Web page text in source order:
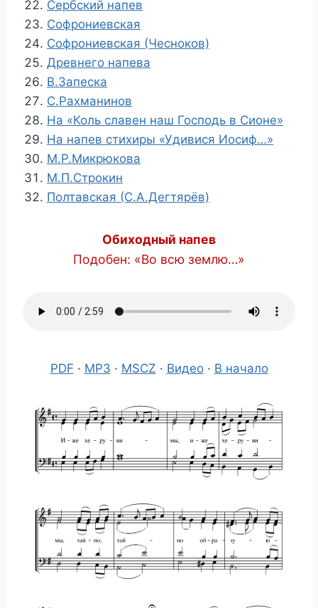
Сербский напев
Софрониевская
Софрониевская (Чесноков)
Древнего напева
В.Запеска
С.Рахманинов
На «Коль славен наш Господь в Сионе»
На напев стихиры «Удивися Иосиф…»
М.Р.Микрюкова
М.П.Строкин
Полтавская (С.А.Дегтярёв)
Обиходный напев
Подобен: «Во всю землю…»
PDF · MP3 · MSCZ · Видео· В начало